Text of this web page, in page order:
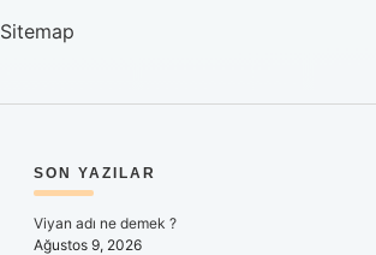
Sitemap
SIDEBAR
SON YAZILAR
Viyan adı ne demek ?
Ağustos 9, 2026